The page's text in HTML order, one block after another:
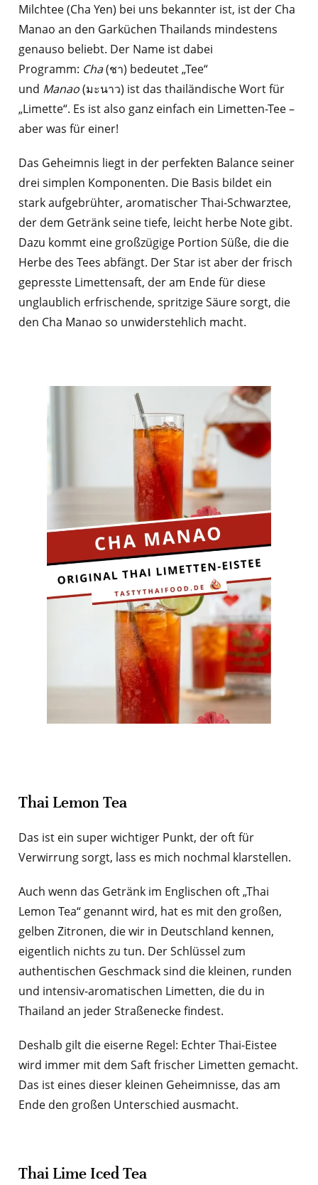
Milchtee (Cha Yen) bei uns bekannter ist, ist der Cha
Manao an den Garküchen Thailands mindestens
genauso beliebt. Der Name ist dabei
Programm: Cha(ชา) bedeutet „Tee“
und Manao(มะนาว) ist das thailändische Wort für
„Limette“. Es ist also ganz einfach ein Limetten-Tee –
aber was für einer!
Das Geheimnis liegt in der perfekten Balance seiner
drei simplen Komponenten. Die Basis bildet ein
stark aufgebrühter, aromatischer Thai-Schwarztee,
der dem Getränk seine tiefe, leicht herbe Note gibt.
Dazu kommt eine großzügige Portion Süße, die die
Herbe des Tees abfängt. Der Star ist aber der frisch
gepresste Limettensaft, der am Ende für diese
unglaublich erfrischende, spritzige Säure sorgt, die
den Cha Manao so unwiderstehlich macht.
Thai Lemon Tea
Das ist ein super wichtiger Punkt, der oft für
Verwirrung sorgt, lass es mich nochmal klarstellen.
Auch wenn das Getränk im Englischen oft „Thai
Lemon Tea“ genannt wird, hat es mit den großen,
gelben Zitronen, die wir in Deutschland kennen,
eigentlich nichts zu tun. Der Schlüssel zum
authentischen Geschmack sind die kleinen, runden
und intensiv-aromatischen Limetten, die du in
Thailand an jeder Straßenecke findest.
Deshalb gilt die eiserne Regel: Echter Thai-Eistee
wird immer mit dem Saft frischer Limetten gemacht.
Das ist eines dieser kleinen Geheimnisse, das am
Ende den großen Unterschied ausmacht.
Thai Lime Iced Tea